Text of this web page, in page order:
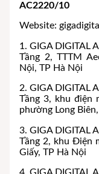
AC2220/10
Website:
1. GIGA DIGITAL
Tầng 2, TTTM
Nội, TP Hà Nội
2. GIGA DIGITAL
Tầng 3, khu điện
phường Long
3. GIGA DIGITAL
Tầng 2, khu Điện
Giấy, TP Hà Nội